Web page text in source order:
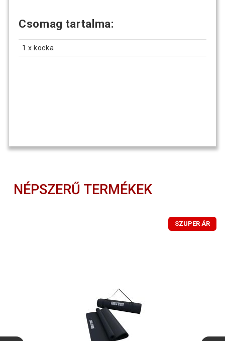
Csomag tartalma:
1 x kocka
NÉPSZERŰ TERMÉKEK
SZUPER ÁR